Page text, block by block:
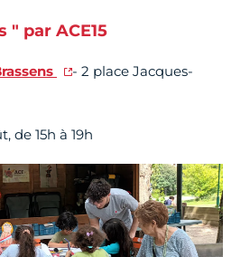
" par ACE15
- 2 place Jacques-
de 15h à 19h